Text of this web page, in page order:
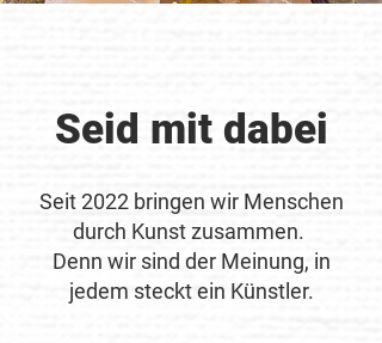
Seid mit dabei
Seit 2022 bringen wir Menschen
durch Kunst zusammen.
Denn wir sind der Meinung, in
jedem steckt ein Künstler.